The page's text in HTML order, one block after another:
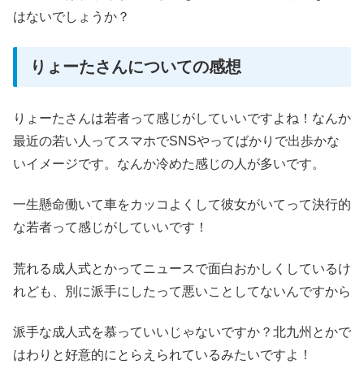
はないでしょうか？
りょーたさんについての感想
りょーたさんは若者って感じがしていいですよね！なんか
最近の若い人ってスマホでSNSやってばかりで出歩かな
いイメージです。なんか冷めた感じの人が多いです。
一生懸命働いて車をカッコよくして彼女がいてって決行的
な若者って感じがしていいです！
荒れる成人式とかってニュースで面白おかしくしているけ
れども、別に派手にしたって悪いことしてないんですから
派手な成人式を慕っていいじゃないですか？北九州とかで
はわりと好意的にとらえられているみたいですよ！